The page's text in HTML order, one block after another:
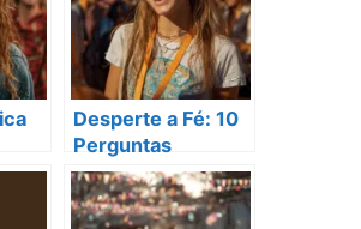
Desperte a Fé: 10
Perguntas
Católicas para
Gincana Incríveis!